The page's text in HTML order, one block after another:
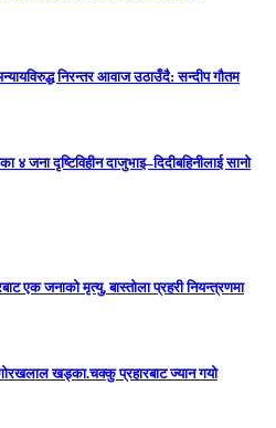
निरन्तर आवाज उठाउँदै: सन्दीप गौतम
जना दृष्टिविहीन दाजुभाइ–दिदीबहिनीलाई सानो
एक जनाको मृत्यु, बास्तोला प्रहरी नियन्त्रणमा
खड्का.चक्कु प्रहारबाट ज्यान गयो